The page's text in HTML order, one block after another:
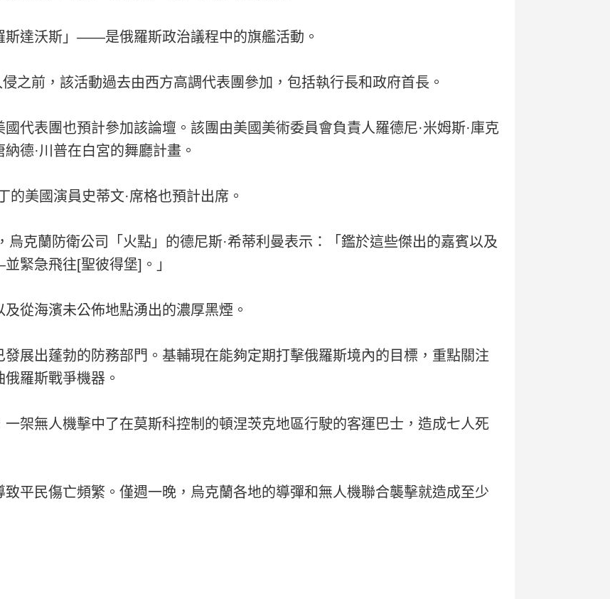
達沃斯」——是俄羅斯政治議程中的旗艦活動。
之前，該活動過去由西方高調代表團參加，包括執行長和政府首長。
代表團也預計參加該論壇。該團由美國美術委員會負責人羅德尼·米姆斯·庫克
德·川普在白宮的舞廳計畫。
的美國演員史蒂文·席格也預計出席。
克蘭防衛公司「火點」的德尼斯·希蒂利曼表示：「鑑於這些傑出的嘉賓以及
緊急飛往[聖彼得堡]。」
從海濱未公佈地點湧出的濃厚黑煙。
展出蓬勃的防務部門。基輔現在能夠定期打擊俄羅斯境內的目標，重點關注
羅斯戰爭機器。
架無人機擊中了在莫斯科控制的頓涅茨克地區行駛的客運巴士，造成七人死
平民傷亡頻繁。僅週一晚，烏克蘭各地的導彈和無人機聯合襲擊就造成至少